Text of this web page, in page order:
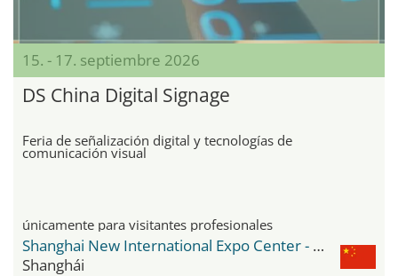
15. - 17. septiembre 2026
DS China Digital Signage
Feria de señalización digital y tecnologías de
comunicación visual
únicamente para visitantes profesionales
Shanghai New International Expo Center - SNIEC
Shanghái